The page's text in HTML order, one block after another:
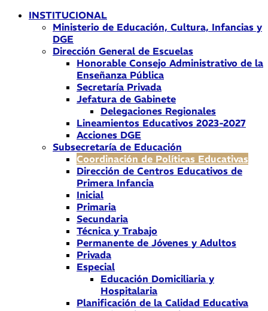
INSTITUCIONAL
Ministerio de Educación, Cultura, Infancias y
DGE
Dirección General de Escuelas
Honorable Consejo Administrativo de la
Enseñanza Pública
Secretaría Privada
Jefatura de Gabinete
Delegaciones Regionales
Lineamientos Educativos 2023-2027
Acciones DGE
Subsecretaría de Educación
Coordinación de Políticas Educativas
Dirección de Centros Educativos de
Primera Infancia
Inicial
Primaria
Secundaria
Técnica y Trabajo
Permanente de Jóvenes y Adultos
Privada
Especial
Educación Domiciliaria y
Hospitalaria
Planificación de la Calidad Educativa